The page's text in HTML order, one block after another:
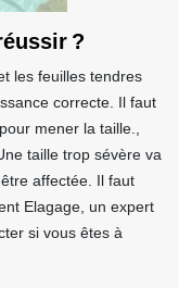
?
les feuilles tendres
correcte. Il faut
mener la taille.,
taille trop sévère va
affectée. Il faut
Elagage, un expert
si vous êtes à